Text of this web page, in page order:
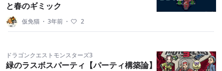
と春のギミック
仮免猫 ・ 3年前 ・ 2
ドラゴンクエストモンスターズ3
緑のラスボスパーティ【パーティ構築論】